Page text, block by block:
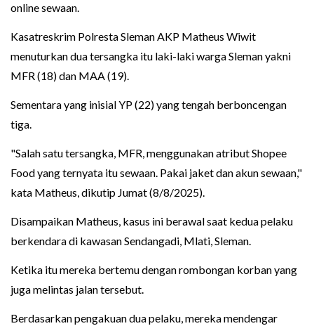
online sewaan.
Kasatreskrim Polresta Sleman AKP Matheus Wiwit
menuturkan dua tersangka itu laki-laki warga Sleman yakni
MFR (18) dan MAA (19).
Sementara yang inisial YP (22) yang tengah berboncengan
tiga.
"Salah satu tersangka, MFR, menggunakan atribut Shopee
Food yang ternyata itu sewaan. Pakai jaket dan akun sewaan,"
kata Matheus, dikutip Jumat (8/8/2025).
Disampaikan Matheus, kasus ini berawal saat kedua pelaku
berkendara di kawasan Sendangadi, Mlati, Sleman.
Ketika itu mereka bertemu dengan rombongan korban yang
juga melintas jalan tersebut.
Berdasarkan pengakuan dua pelaku, mereka mendengar